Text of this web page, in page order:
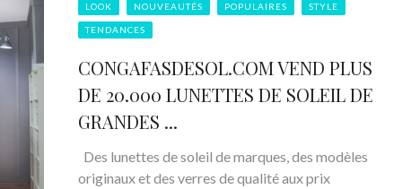
LOOK NOUVEAUTÉS POPULAIRES STYLE
TENDANCES
CONGAFASDESOL.COM VEND PLUS
DE 20.000 LUNETTES DE SOLEIL DE
GRANDES ...
Des lunettes de soleil de marques, des modèles
originaux et des verres de qualité aux prix